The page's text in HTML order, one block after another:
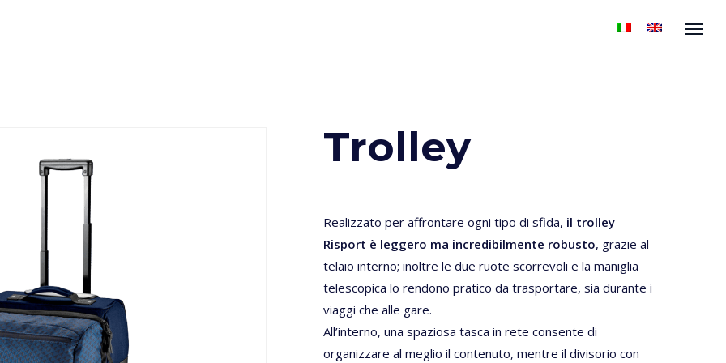
Menu
Trolley
Realizzato per affrontare ogni tipo di sfida, il trolley
Risport è leggero ma incredibilmente robusto, grazie al
telaio interno; inoltre le due ruote scorrevoli e la maniglia
telescopica lo rendono pratico da trasportare, sia durante i
viaggi che alle gare.
All’interno, una spaziosa tasca in rete consente di
organizzare al meglio il contenuto, mentre il divisorio con